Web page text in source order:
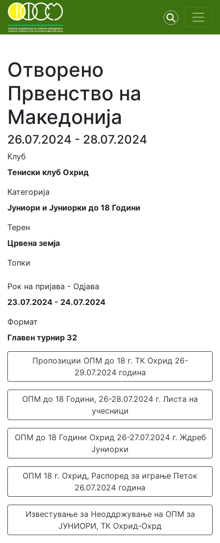
Отворено
Првенство на
Македонија
26.07.2024 - 28.07.2024
Клуб
Тениски клуб Охрид
Категорија
Јуниори и Јуниорки до 18 Години
Терен
Црвена земја
Топки
Рок на пријава - Одјава
23.07.2024 - 24.07.2024
Формат
Главен турнир 32
Пропозиции ОПМ до 18 г. ТК Охрид 26-
29.07.2024 година
ОПМ до 18 Години, 26-28.07.2024 г. Листа на
учесници
ОПМ до 18 Години Охрид 26-27.07.2024 г. Ждреб
Јуниорки
ОПМ 18 г. Охрид, Распоред за играње Петок
26.07.2024 година
Известување за Неоддржување на ОПМ за
ЈУНИОРИ, ТК Охрид-Охрд